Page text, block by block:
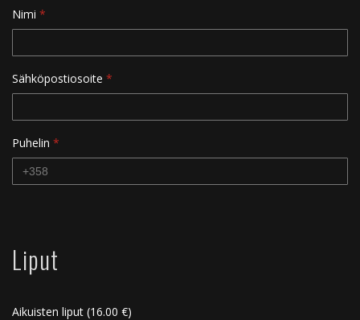
Nimi *
Sähköpostiosoite *
Puhelin *
Liput
Aikuisten liput (16.00 €)